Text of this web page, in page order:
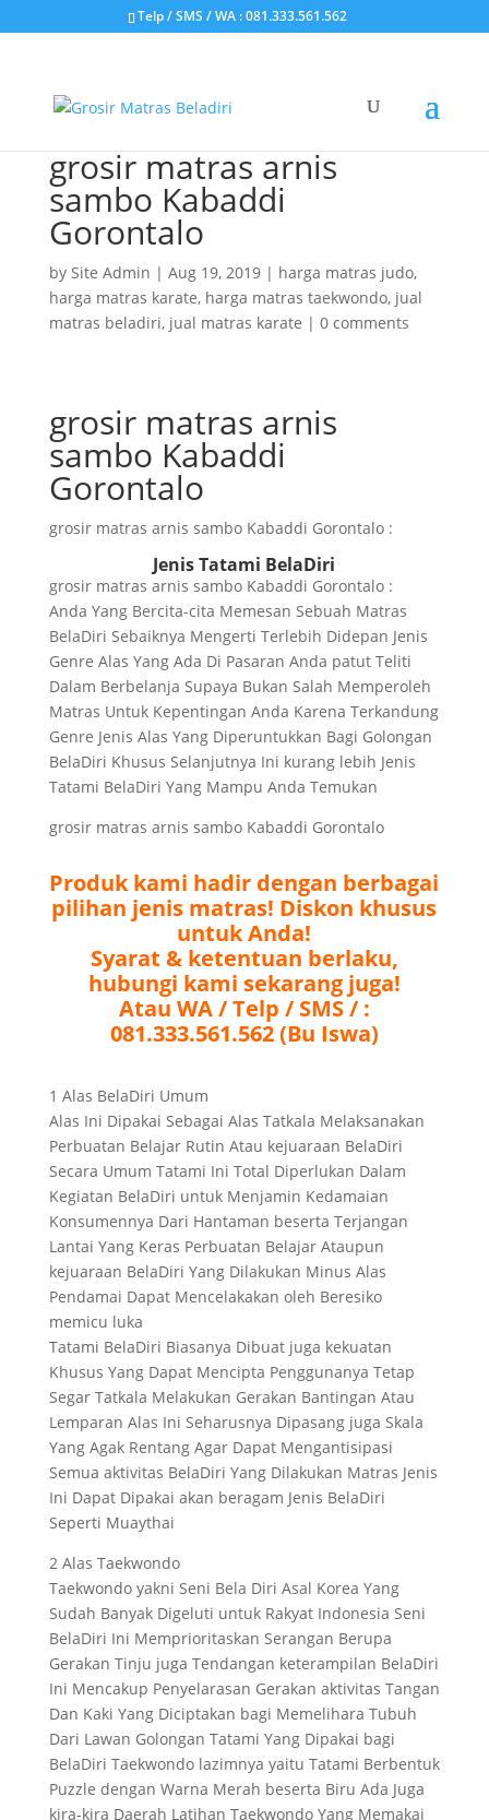
Telp / SMS / WA : 081.333.561.562
grosir matras arnis
sambo Kabaddi
Gorontalo
by Site Admin | Aug 19, 2019| harga matras judo,
harga matras karate, harga matras taekwondo, jual
matras beladiri, jual matras karate | 0 comments
grosir matras arnis
sambo Kabaddi
Gorontalo
grosir matras arnis sambo Kabaddi Gorontalo :
Jenis Tatami BelaDiri
grosir matras arnis sambo Kabaddi Gorontalo :
Anda Yang Bercita-cita Memesan Sebuah Matras
BelaDiri Sebaiknya Mengerti Terlebih Didepan Jenis
Genre Alas Yang Ada Di Pasaran Anda patut Teliti
Dalam Berbelanja Supaya Bukan Salah Memperoleh
Matras Untuk Kepentingan Anda Karena Terkandung
Genre Jenis Alas Yang Diperuntukkan Bagi Golongan
BelaDiri Khusus Selanjutnya Ini kurang lebih Jenis
Tatami BelaDiri Yang Mampu Anda Temukan
grosir matras arnis sambo Kabaddi Gorontalo
Produk kami hadir dengan berbagai
pilihan jenis matras! Diskon khusus
untuk Anda!
Syarat & ketentuan berlaku,
hubungi kami sekarang juga!
Atau WA / Telp / SMS / :
081.333.561.562 (Bu Iswa)
1 Alas BelaDiri Umum
Alas Ini Dipakai Sebagai Alas Tatkala Melaksanakan
Perbuatan Belajar Rutin Atau kejuaraan BelaDiri
Secara Umum Tatami Ini Total Diperlukan Dalam
Kegiatan BelaDiri untuk Menjamin Kedamaian
Konsumennya Dari Hantaman beserta Terjangan
Lantai Yang Keras Perbuatan Belajar Ataupun
kejuaraan BelaDiri Yang Dilakukan Minus Alas
Pendamai Dapat Mencelakakan oleh Beresiko
memicu luka
Tatami BelaDiri Biasanya Dibuat juga kekuatan
Khusus Yang Dapat Mencipta Penggunanya Tetap
Segar Tatkala Melakukan Gerakan Bantingan Atau
Lemparan Alas Ini Seharusnya Dipasang juga Skala
Yang Agak Rentang Agar Dapat Mengantisipasi
Semua aktivitas BelaDiri Yang Dilakukan Matras Jenis
Ini Dapat Dipakai akan beragam Jenis BelaDiri
Seperti Muaythai
2 Alas Taekwondo
Taekwondo yakni Seni Bela Diri Asal Korea Yang
Sudah Banyak Digeluti untuk Rakyat Indonesia Seni
BelaDiri Ini Memprioritaskan Serangan Berupa
Gerakan Tinju juga Tendangan keterampilan BelaDiri
Ini Mencakup Penyelarasan Gerakan aktivitas Tangan
Dan Kaki Yang Diciptakan bagi Memelihara Tubuh
Dari Lawan Golongan Tatami Yang Dipakai bagi
BelaDiri Taekwondo lazimnya yaitu Tatami Berbentuk
Puzzle dengan Warna Merah beserta Biru Ada Juga
kira-kira Daerah Latihan Taekwondo Yang Memakai